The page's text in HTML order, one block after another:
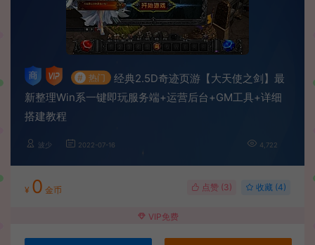
# 热门
经典2.5D奇迹页游【大天使之剑】最
新整理Win系一键即玩服务端+运营后台+GM工具+详细
搭建教程
波少 2022-07-16 4,722
¥ 0 金币 点赞 (3) 收藏 (4)
VIP免费